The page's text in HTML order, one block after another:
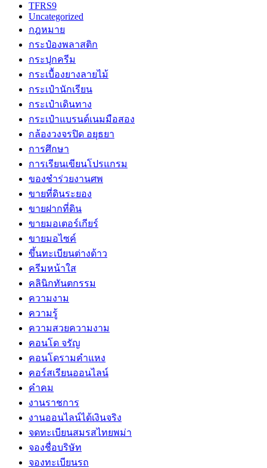
TFRS9
Uncategorized
กฎหมาย
กระป๋องพลาสติก
กระปุกครีม
กระเบื้องยางลายไม้
กระเป๋านักเรียน
กระเป๋าเดินทาง
กระเป๋าแบรนด์เนมมือสอง
กล้องวงจรปิด อยุธยา
การศึกษา
การเรียนเขียนโปรแกรม
ของชำร่วยงานศพ
ขายที่ดินระยอง
ขายฝากที่ดิน
ขายมอเตอร์เกียร์
ขายมอไซค์
ขึ้นทะเบียนต่างด้าว
ครีมหน้าใส
คลินิกทันตกรรม
ความงาม
ความรู้
ความสวยความงาม
คอนโด จรัญ
คอนโดรามคำแหง
คอร์สเรียนออนไลน์
คำคม
งานราชการ
งานออนไลน์ได้เงินจริง
จดทะเบียนสมรสไทยพม่า
จองชื่อบริษัท
จองทะเบียนรถ